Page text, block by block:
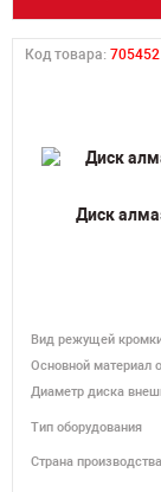
Код товара: 705452
Диск
Вид режущей
Основной материал
Диаметр диска
Тип оборудования
Страна производства